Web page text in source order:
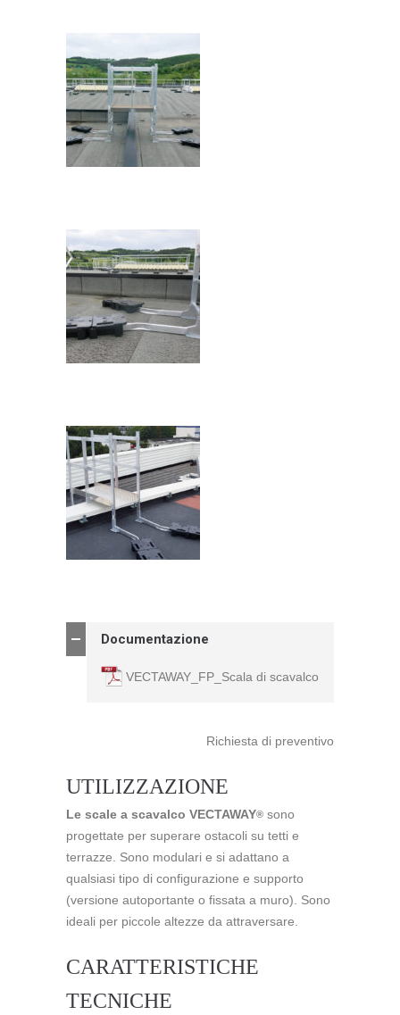
Documentazione
VECTAWAY_FP_Scala di scavalco
Richiesta di preventivo
UTILIZZAZIONE
Le scale a scavalco VECTAWAY® sono
progettate per superare ostacoli su tetti e
terrazze. Sono modulari e si adattano a
qualsiasi tipo di configurazione e supporto
(versione autoportante o fissata a muro). Sono
ideali per piccole altezze da attraversare.
CARATTERISTICHE
TECNICHE